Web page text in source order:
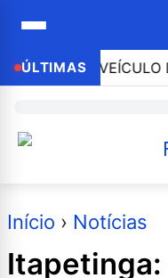
ÚLTIMAS
DESPENCA EM
Início › Notícias